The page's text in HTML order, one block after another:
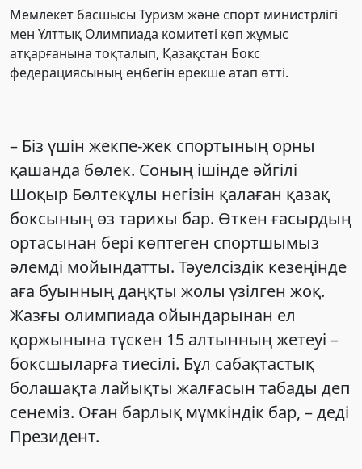
Мемлекет басшысы Туризм және спорт министрлігі
мен Ұлттық Олимпиада комитеті көп жұмыс
атқарғанына тоқталып, Қазақстан Бокс
федерациясының еңбегін ерекше атап өтті.
– Біз үшін жекпе-жек спортының орны
қашанда бөлек. Соның ішінде әйгілі
Шоқыр Бөлтекұлы негізін қалаған қазақ
боксының өз тарихы бар. Өткен ғасырдың
ортасынан бері көптеген спортшымыз
әлемді мойындатты. Тәуелсіздік кезеңінде
аға буынның даңқты жолы үзілген жоқ.
Жазғы олимпиада ойындарынан ел
қоржынына түскен 15 алтынның жетеуі –
боксшыларға тиесілі. Бұл сабақтастық
болашақта лайықты жалғасын табады деп
сенеміз. Оған барлық мүмкіндік бар, – деді
Президент.